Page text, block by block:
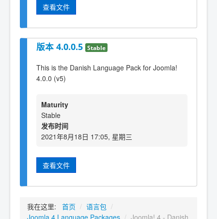
查看文件
版本 4.0.0.5 Stable
This is the Danish Language Pack for Joomla!
4.0.0 (v5)
Maturity
Stable
发布时间
2021年8月18日 17:05, 星期三
查看文件
我在这里: 首页 / 语言包 /